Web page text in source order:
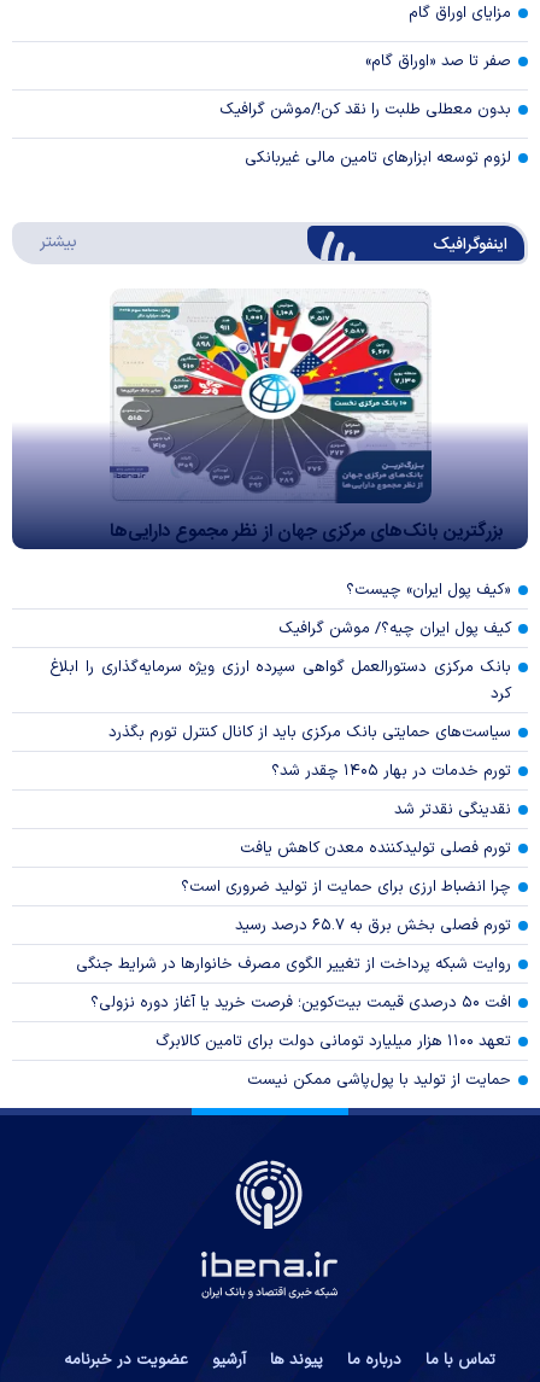
مزایای اوراق گام
صفر تا صد «اوراق گام»
بدون معطلی طلبت را نقد کن!/موشن گرافیک
لزوم توسعه ابزارهای تامین مالی غیربانکی
اینفوگرافیک بیشتر
بزرگترین بانک‌های مرکزی جهان از نظر مجموع دارایی‌ها
«کیف پول ایران» چیست؟
کیف پول ایران چیه؟/ موشن گرافیک
بانک مرکزی دستورالعمل گواهی سپرده ارزی ویژه سرمایه‌گذاری را ابلاغ
کرد
سیاست‌های حمایتی بانک مرکزی باید از کانال کنترل تورم بگذرد
تورم خدمات در بهار ۱۴۰۵ چقدر شد؟
نقدینگی نقدتر شد
تورم فصلی تولیدکننده معدن کاهش یافت
چرا انضباط ارزی برای حمایت از تولید ضروری است؟
تورم فصلی بخش برق به ۶۵.۷ درصد رسید
روایت شبکه پرداخت از تغییر الگوی مصرف خانوار‌ها در شرایط جنگی
افت ۵۰ درصدی قیمت بیت‌کوین؛ فرصت خرید یا آغاز دوره نزولی؟
تعهد ۱۱۰۰ هزار میلیارد تومانی دولت برای تامین کالابرگ
حمایت از تولید با پول‌پاشی ممکن نیست
تماس با ما درباره ما پیوند ها آرشیو عضویت در خبرنامه